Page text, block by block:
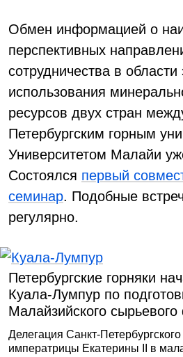
Обмен информацией о
перспективных
сотрудничества в
использования
ресурсов двух стран
Петербургским горным
Университетом Малайи
Состоялся первый
семинар. Подобные
регулярно.
Петербургские горняки
Куала-Лумпур по
Малайзийского
Делегация Санкт-
императрицы Екатерины II в